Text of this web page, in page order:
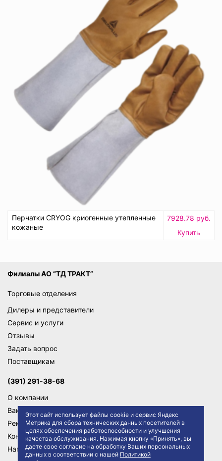
Этот сайт использует файлы cookie и сервис Яндекс
Метрика для сбора технических данных посетителей в
целях обеспечения работоспособности и улучшения
качества обслуживания. Нажимая кнопку «Принять», вы
даете свое согласие на обработку Ваших персональных
данных в соответствии с нашей Политикой
Перчатки CRYOG криогенные утепленные
кожаные
7928.78 руб.
Купить
Филиалы АО “ТД ТРАКТ”
Торговые отделения
Дилеры и представители
Сервис и услуги
Отзывы
Задать вопрос
Поставщикам
(391) 291-38-68
О компании
Вакансии
Реквизиты
Контакты
Написать директору